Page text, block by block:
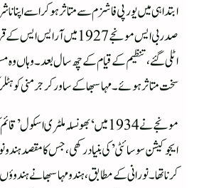
ابتدا ہی میں یورپی فاشزم سے متاثر ہوکر اسے
اٹلی گئے، تنظیم کے قیام کے چھ سال بعد۔ وہاں
سخت متاثر ہوئے۔ مہاسبھا کے ساورکر جرمنی کو
مونجے نے 1934 میں ‘بھونسلہ ملٹری
ایجوکیشن سوسائٹی’ کی بنیاد رکھی، جس کا مقصد
کرنا تھا۔نورانی کے مطابق، ہندو مہاسبھا نے